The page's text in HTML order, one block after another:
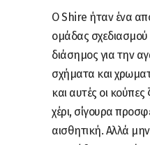
Ο Shire ήταν ένα
ομάδας
διάσημος για την
σχήματα και
και αυτές οι
χέρι, σίγουρα
αισθητική. Αλλά